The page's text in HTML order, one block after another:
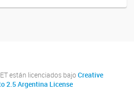
están licenciados bajo Creative
2.5 Argentina License